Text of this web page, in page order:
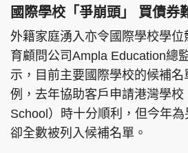
國際學校「爭崩頭」 買債券
外籍家庭湧入亦令國際學校學
育顧問公司Ampla Education總
示，目前主要國際學校的候補
例，去年協助客戶申請港灣學校
School）時十分順利，但今年為
卻全數被列入候補名單。